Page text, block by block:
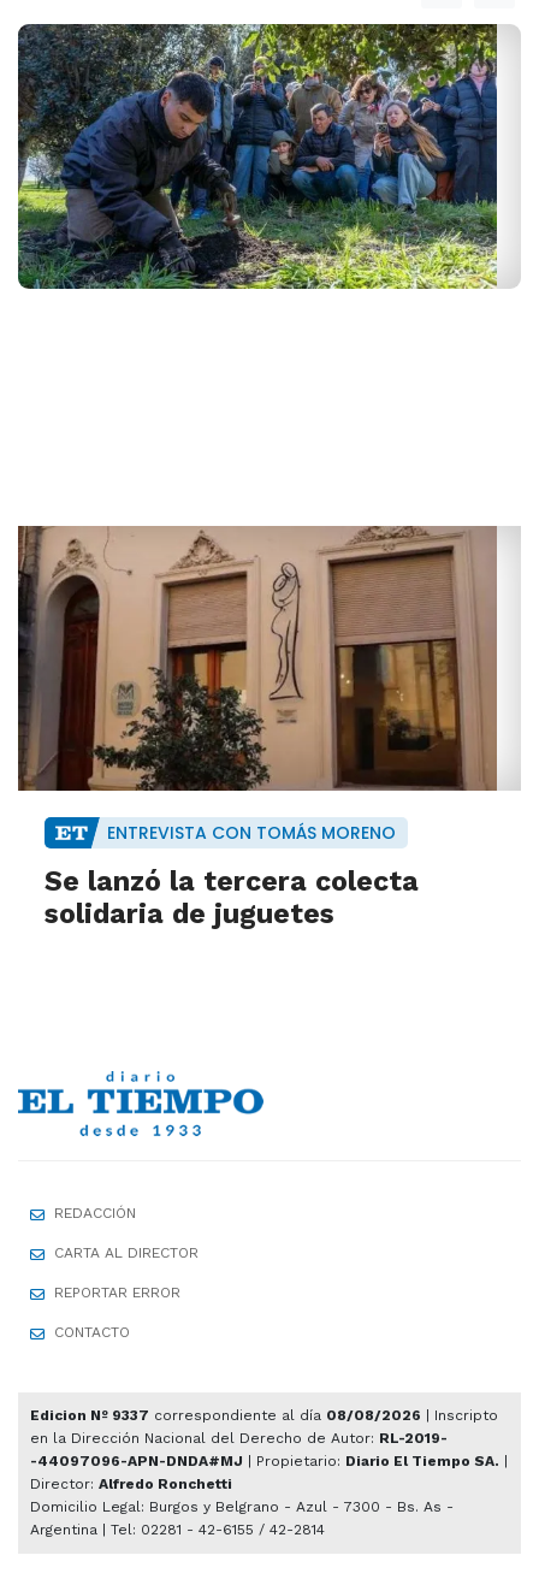
ENTREVISTA CON TOMÁS MORENO
Se lanzó la tercera colecta
solidaria de juguetes
REDACCIÓN
CARTA AL DIRECTOR
REPORTAR ERROR
CONTACTO
Edicion Nº 9337 correspondiente al día 08/08/2026 | Inscripto
en la Dirección Nacional del Derecho de Autor: RL-2019-
-44097096-APN-DNDA#MJ | Propietario: Diario El Tiempo SA.
Director: Alfredo Ronchetti
Domicilio Legal: Burgos y Belgrano - Azul - 7300 - Bs. As -
Argentina | Tel: 02281 - 42-6155 / 42-2814